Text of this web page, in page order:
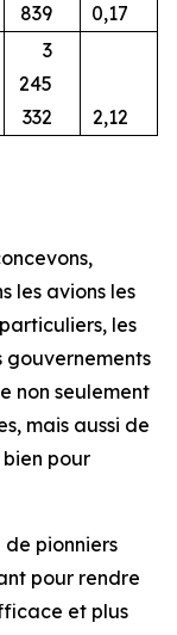
839
0,17
3
245
332
2,12
les avions les
les
gouvernements
non seulement
mais aussi de
pour
de pionniers
pour rendre
et plus